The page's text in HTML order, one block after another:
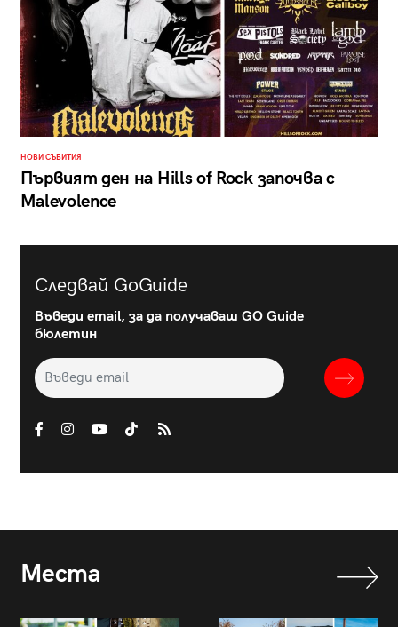
НОВИ СЪБИТИЯ
Първият ден на Hills of Rock започва с
Malevolence
Следвай GoGuide
Въведи email, за да получаваш GO Guide
бюлетин
Места